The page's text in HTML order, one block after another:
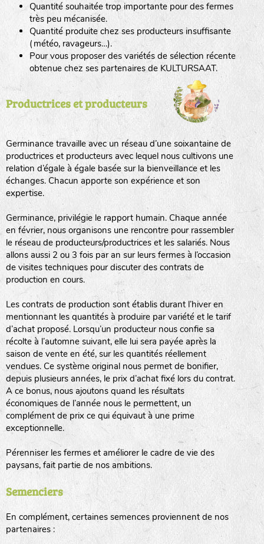
Quantité souhaitée trop importante pour des fermes
très peu mécanisée.
Quantité produite chez ses producteurs insuffisante
(météo, ravageurs…).
Pour vous proposer des variétés de sélection récente
obtenue chez ses partenaires de KULTURSAAT.
Productrices et producteurs
Germinance travaille avec un réseau d’une soixantaine de
productrices et producteurs avec lequel nous cultivons une
relation d’égale à égale basée sur la bienveillance et les
échanges. Chacun apporte son expérience et son
expertise.
Germinance, privilégie le rapport humain. Chaque année
en février, nous organisons une rencontre pour rassembler
le réseau de producteurs/productrices et les salariés. Nous
allons aussi 2 ou 3 fois par an sur leurs fermes à l’occasion
de visites techniques pour discuter des contrats de
production en cours.
Les contrats de production sont établis durant l’hiver en
mentionnant les quantités à produire par variété et le tarif
d’achat proposé. Lorsqu’un producteur nous confie sa
récolte à l’automne suivant, elle lui sera payée après la
saison de vente en été, sur les quantités réellement
vendues. Ce système original nous permet de bonifier,
depuis plusieurs années, le prix d’achat fixé lors du contrat.
A ce bonus, nous ajoutons quand les résultats
économiques de l’année nous le permettent, un
complément de prix ce qui équivaut à une prime
exceptionnelle.
Pérenniser les fermes et améliorer le cadre de vie des
paysans, fait partie de nos ambitions.
Semenciers
En complément, certaines semences proviennent de nos
partenaires :
LA RÉFÉRENCE :FBEL20BPA1A (en haut à gauche)
F : Fleurs.
Les autres catégories étant :
E: Engrais vert
: Légumes
A: Aromatiques
BEL : Code de la variété
(Ici Belle de nuit)
20 : Année de récolte
(ici 2020)
BPA : Initiales du producteur ou du fournisseur de la
semence.
haies
zone sauvage
tas de compost
animaux domestiques
animaux sauvages
biodiversité cultivée